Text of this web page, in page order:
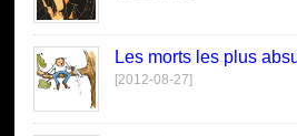
Les morts les plus
[2012-08-27]